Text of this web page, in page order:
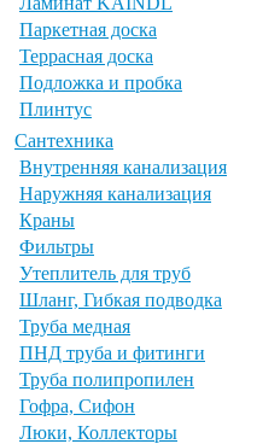
Паркетная доска
Террасная доска
Подложка и пробка
Плинтус
Сантехника
Внутренняя канализация
Наружняя канализация
Краны
Фильтры
Утеплитель для труб
Шланг, Гибкая подводка
Труба медная
ПНД труба и фитинги
Труба полипропилен
Гофра, Сифон
Люки, Коллекторы